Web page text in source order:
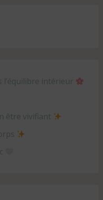
l’équilibre intérieur
être vivifiant